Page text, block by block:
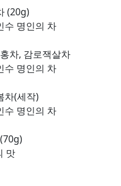
(20g)
수 명인의 차
차, 감로잭살차
수 명인의 차
차(세작)
수 명인의 차
맛